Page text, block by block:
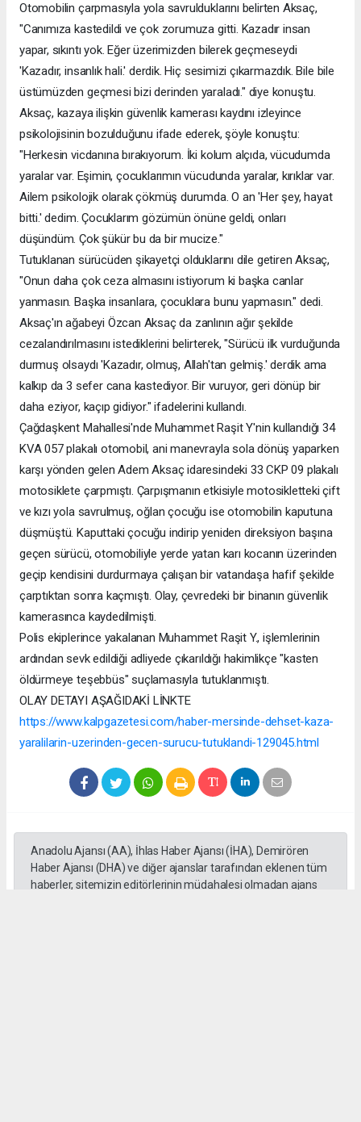
Otomobilin çarpmasıyla yola savrulduklarını belirten Aksaç,
"Canımıza kastedildi ve çok zorumuza gitti. Kazadır insan
yapar, sıkıntı yok. Eğer üzerimizden bilerek geçmeseydi
'Kazadır, insanlık hali.' derdik. Hiç sesimizi çıkarmazdık. Bile bile
üstümüzden geçmesi bizi derinden yaraladı." diye konuştu.
Aksaç, kazaya ilişkin güvenlik kamerası kaydını izleyince
psikolojisinin bozulduğunu ifade ederek, şöyle konuştu:
"Herkesin vicdanına bırakıyorum. İki kolum alçıda, vücudumda
yaralar var. Eşimin, çocuklarımın vücudunda yaralar, kırıklar var.
Ailem psikolojik olarak çökmüş durumda. O an 'Her şey, hayat
bitti.' dedim. Çocuklarım gözümün önüne geldi, onları
düşündüm. Çok şükür bu da bir mucize."
Tutuklanan sürücüden şikayetçi olduklarını dile getiren Aksaç,
"Onun daha çok ceza almasını istiyorum ki başka canlar
yanmasın. Başka insanlara, çocuklara bunu yapmasın." dedi.
Aksaç'ın ağabeyi Özcan Aksaç da zanlının ağır şekilde
cezalandırılmasını istediklerini belirterek, "Sürücü ilk vurduğunda
durmuş olsaydı 'Kazadır, olmuş, Allah'tan gelmiş.' derdik ama
kalkıp da 3 sefer cana kastediyor. Bir vuruyor, geri dönüp bir
daha eziyor, kaçıp gidiyor." ifadelerini kullandı.
Çağdaşkent Mahallesi'nde Muhammet Raşit Y'nin kullandığı 34
KVA 057 plakalı otomobil, ani manevrayla sola dönüş yaparken
karşı yönden gelen Adem Aksaç idaresindeki 33 CKP 09 plakalı
motosiklete çarpmıştı. Çarpışmanın etkisiyle motosikletteki çift
ve kızı yola savrulmuş, oğlan çocuğu ise otomobilin kaputuna
düşmüştü. Kaputtaki çocuğu indirip yeniden direksiyon başına
geçen sürücü, otomobiliyle yerde yatan karı kocanın üzerinden
geçip kendisini durdurmaya çalışan bir vatandaşa hafif şekilde
çarptıktan sonra kaçmıştı. Olay, çevredeki bir binanın güvenlik
kamerasınca kaydedilmişti.
Polis ekiplerince yakalanan Muhammet Raşit Y., işlemlerinin
ardından sevk edildiği adliyede çıkarıldığı hakimlikçe "kasten
öldürmeye teşebbüs" suçlamasıyla tutuklanmıştı.
OLAY DETAYI AŞAĞIDAKİ LİNKTE
https://www.kalpgazetesi.com/haber-mersinde-dehset-kaza-
yaralilarin-uzerinden-gecen-surucu-tutuklandi-129045.html
Anadolu Ajansı (AA), İhlas Haber Ajansı (İHA), Demirören
Haber Ajansı (DHA) ve diğer ajanslar tarafından eklenen tüm
haberler, sitemizin editörlerinin müdahalesi olmadan ajans